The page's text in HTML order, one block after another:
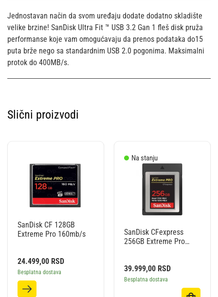
Jednostavan način da svom uređaju dodate dodatno skladište
velike brzine! SanDisk Ultra Fit ™ USB 3.2 Gan 1 fleš disk pruža
performanse koje vam omogućavaju da prenos podataka do15
puta brže nego sa standardnim USB 2.0 pogonima. Maksimalni
protok do 400MB/s.
Slični proizvodi
SanDisk CF 128GB
Extreme Pro 160mb/s
24.499,00 RSD
Besplatna dostava
Na stanju
SanDisk CFexpress
256GB Extreme Pro
39.999,00 RSD
Besplatna dostava